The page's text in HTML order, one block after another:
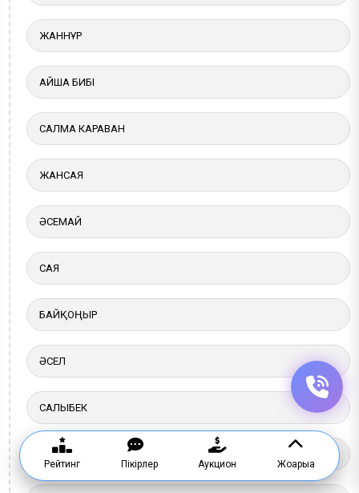
ЖАННҰР
АЙША БИБІ
САЛМА КАРАВАН
ЖАНСАЯ
ӘСЕМАЙ
САЯ
БАЙҚОҢЫР
ӘСЕЛ
САЛЫБЕК
HYDRO LIFE
Рейтинг Пікірлер Аукцион Жоғарыға